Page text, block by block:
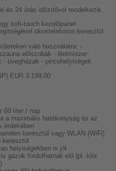
és 24 órás időzítővel rendelkezik.
soft-touch kezelőpanel
okostelefonon keresztül
való használatra: -
előszobák - élelmiszer-
üvegházak - pincehelyiségek.
EUR 3.199,00
60 liter / nap
a maximális hatékonyság és az
érdekében
keresztül vagy WLAN (WiFi)
keresztül
helyiségekben is jól
gázok fordulhatnak elő (pl. klór,